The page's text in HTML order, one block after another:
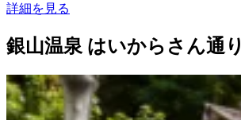
詳細を見る
銀山温泉 はいからさん通り